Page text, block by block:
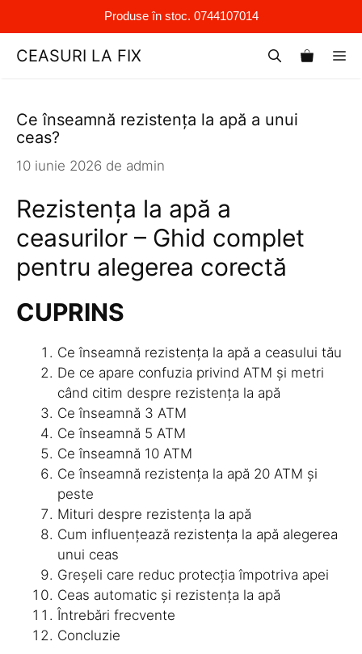
Produse în stoc. 0744107014
CEASURI LA FIX
Ce înseamnă rezistența la apă a unui
ceas?
10 iunie 2026 de admin
Rezistența la apă a
ceasurilor – Ghid complet
pentru alegerea corectă
CUPRINS
Ce înseamnă rezistența la apă a ceasului tău
De ce apare confuzia privind ATM și metri
când citim despre rezistența la apă
Ce înseamnă 3 ATM
Ce înseamnă 5 ATM
Ce înseamnă 10 ATM
Ce înseamnă rezistența la apă 20 ATM și
peste
Mituri despre rezistența la apă
Cum influențează rezistența la apă alegerea
unui ceas
Greșeli care reduc protecția împotriva apei
Ceas automatic și rezistența la apă
Întrebări frecvente
Concluzie